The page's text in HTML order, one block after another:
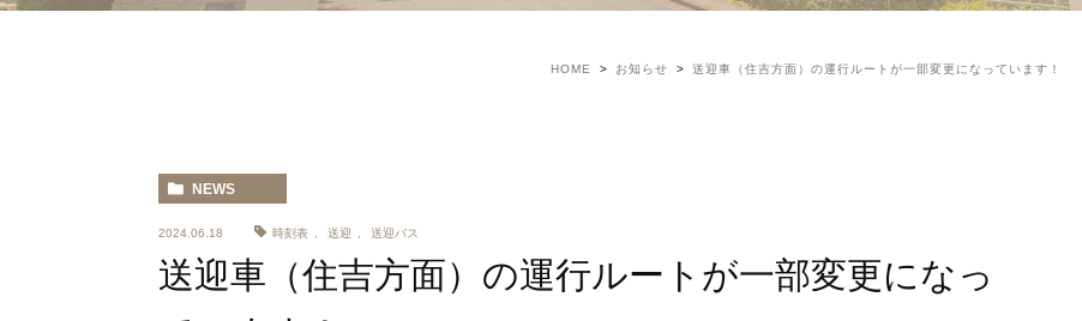
HOME お知らせ 送迎車（住吉方面）の運行ルートが一部変更になっています！
NEWS
2024.06.18 時刻表 送迎 送迎バス
送迎車（住吉方面）の運行ルートが一部変更になっ